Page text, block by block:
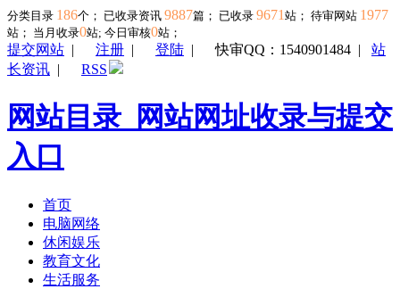
分类目录 186个； 已收录资讯 9887篇； 已收录 9671 站； 待审网站 1977
站； 当月收录0站; 今日审核0站；
提交网站 | 注册 | 登陆 |快审QQ：1540901484 | 站
长资讯 | RSS
网站目录_网站网址收录与提交
入口
首页
电脑网络
休闲娱乐
教育文化
生活服务